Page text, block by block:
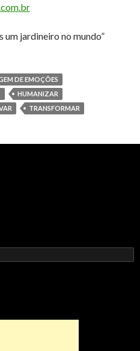
um jardineiro no mundo”
DE EMOÇÕES
HUMANIZAR
TRANSFORMAR